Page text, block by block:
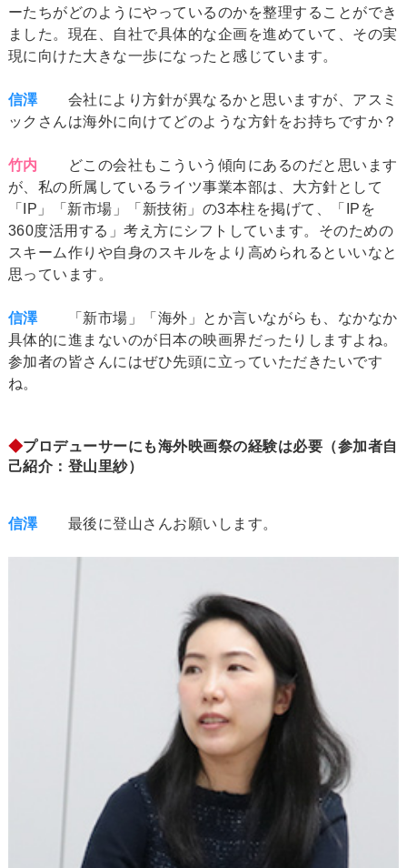
ーたちがどのようにやっているのかを整理することができ
ました。現在、自社で具体的な企画を進めていて、その実
現に向けた大きな一歩になったと感じています。
信澤会社により方針が異なるかと思いますが、アスミ
ックさんは海外に向けてどのような方針をお持ちですか？
竹内
どこの会社もこういう傾向にあるのだと思います
が、私の所属しているライツ事業本部は、大方針として
「IP」「新市場」「新技術」の3本柱を掲げて、「IPを
360度活用する」考え方にシフトしています。そのための
スキーム作りや自身のスキルをより高められるといいなと
思っています。
信澤「新市場」「海外」とか言いながらも、なかなか
具体的に進まないのが日本の映画界だったりしますよね。
参加者の皆さんにはぜひ先頭に立っていただきたいです
ね。
◆プロデューサーにも海外映画祭の経験は必要（参加者自
己紹介：登山里紗）
信澤最後に登山さんお願いします。